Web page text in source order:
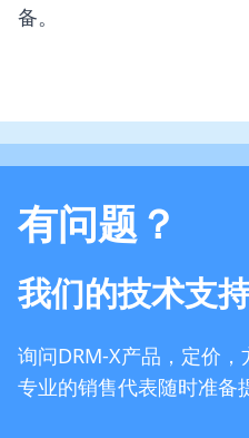
备。
有问题？
我们的技术支
询问DRM-X产品，定价
专业的销售代表随时准备